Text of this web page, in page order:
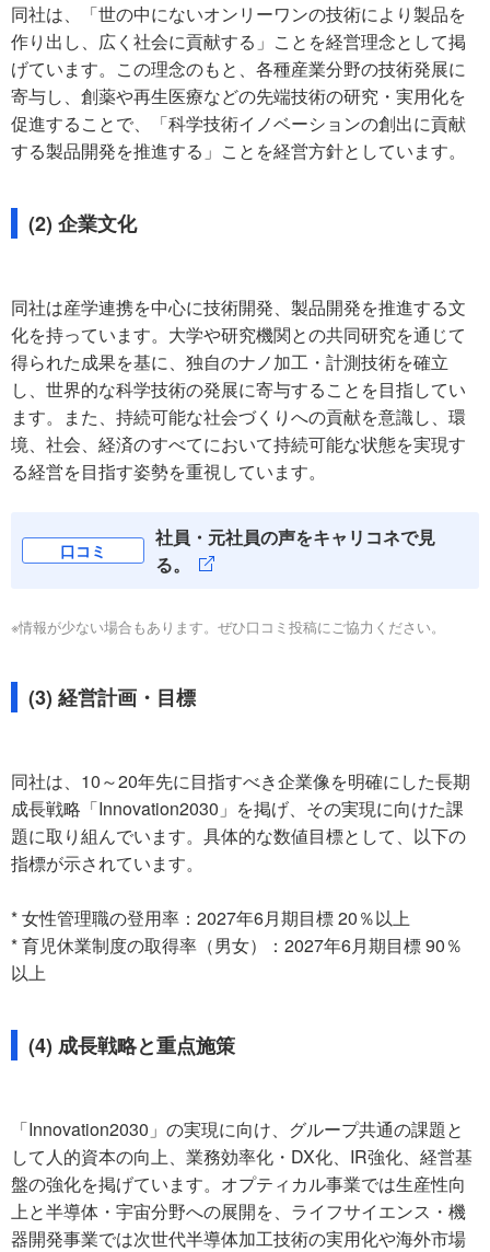
同社は、「世の中にないオンリーワンの技術により製品を
作り出し、広く社会に貢献する」ことを経営理念として掲
げています。この理念のもと、各種産業分野の技術発展に
寄与し、創薬や再生医療などの先端技術の研究・実用化を
促進することで、「科学技術イノベーションの創出に貢献
する製品開発を推進する」ことを経営方針としています。
(2) 企業文化
同社は産学連携を中心に技術開発、製品開発を推進する文
化を持っています。大学や研究機関との共同研究を通じて
得られた成果を基に、独自のナノ加工・計測技術を確立
し、世界的な科学技術の発展に寄与することを目指してい
ます。また、持続可能な社会づくりへの貢献を意識し、環
境、社会、経済のすべてにおいて持続可能な状態を実現す
る経営を目指す姿勢を重視しています。
口コミ
社員・元社員の声をキャリコネで見
る。
※情報が少ない場合もあります。ぜひ口コミ投稿にご協力ください。
(3) 経営計画・目標
同社は、10～20年先に目指すべき企業像を明確にした長期
成長戦略「Innovation2030」を掲げ、その実現に向けた課
題に取り組んでいます。具体的な数値目標として、以下の
指標が示されています。
* 女性管理職の登用率：2027年6月期目標 20％以上
* 育児休業制度の取得率（男女）：2027年6月期目標 90％
以上
(4) 成長戦略と重点施策
「Innovation2030」の実現に向け、グループ共通の課題と
して人的資本の向上、業務効率化・DX化、IR強化、経営基
盤の強化を掲げています。オプティカル事業では生産性向
上と半導体・宇宙分野への展開を、ライフサイエンス・機
器開発事業では次世代半導体加工技術の実用化や海外市場